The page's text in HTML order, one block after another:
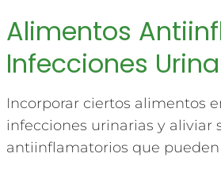
Alimentos
Infecciones
Incorporar ciertos alimentos
infecciones urinarias y aliviar
antiinflamatorios que pueden